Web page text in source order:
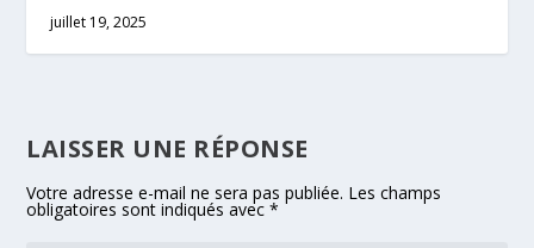
juillet 19, 2025
LAISSER UNE RÉPONSE
Votre adresse e-mail ne sera pas publiée. Les champs
obligatoires sont indiqués avec*